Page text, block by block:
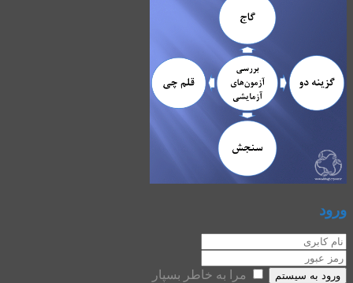
ورود
ورود به سیستم مرا به خاطر بسپار